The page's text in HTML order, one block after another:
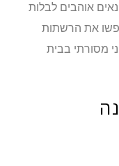
אוהבים לבלות
את הרשתות
בבית